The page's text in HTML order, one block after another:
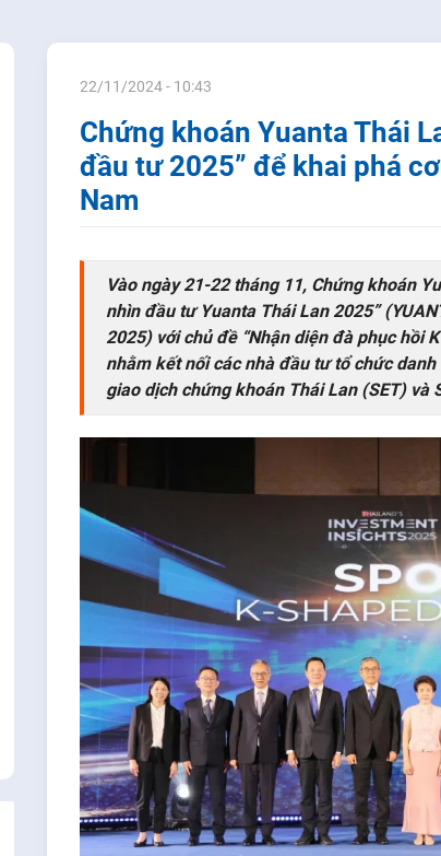
22/11/2024 - 10:43
Chứng khoán Yuanta Thái
đầu tư 2025” để khai phá
Nam
Vào ngày 21-22 tháng 11, Chứng khoán
nhìn đầu tư Yuanta Thái Lan 2025”
2025) với chủ đề “Nhận diện đà phục hồi
nhằm kết nối các nhà đầu tư tổ chức
giao dịch chứng khoán Thái Lan (SET) và